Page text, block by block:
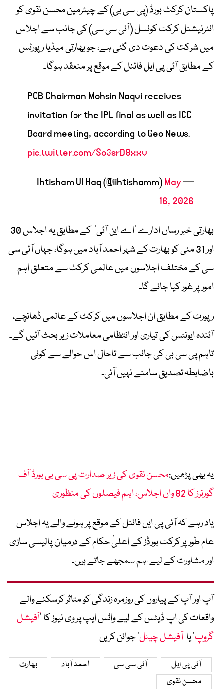
پاکستان کرکٹ بورڈ (پی سی بی) کے چیئرمین محسن نقوی کو
انٹرنیشنل کرکٹ کونسل (آئی سی سی) کی جانب سے اجلاس
میں شرکت کی دعوت دی گئی ہے، جو بھارتی میڈیا رپورٹس
کے مطابق آئی پی ایل فائنل کے موقع پر منعقد ہوگا۔
PCB Chairman Mohsin Naqvi receives
invitation for the IPL final as well as ICC
Board meeting, according to Geo News.
pic.twitter.com/So3srD8xxv
— Ihtisham Ul Haq (@iihtishamm)
May
16, 2026
بھارتی خبر رساں ادارے ’اے این آئی‘ کے مطابق یہ اجلاس 30
اور 31 مئی کو بھارت کے شہر احمد آباد میں ہوگا، جہاں آئی سی
سی کے مختلف اجلاسوں میں عالمی کرکٹ سے متعلق اہم
امور پر غور کیا جائے گا۔
رپورٹ کے مطابق ان اجلاسوں میں کرکٹ کے عالمی ڈھانچے،
آئندہ ایونٹس کی تیاری اور انتظامی معاملات زیر بحث آئیں گے۔
تاہم پی سی بی کی جانب سے تاحال اس حوالے سے کوئی
باضابطہ تصدیق سامنے نہیں آئی۔
یہ بھی پڑھیں:محسن نقوی کی زیر صدارت پی سی بی بورڈ آف
گورنرز کا 82 واں اجلاس، اہم فیصلوں کی منظوری
یاد رہے کہ آئی پی ایل فائنل کے موقع پر ہونے والے یہ اجلاس
عام طور پر کرکٹ بورڈز کے اعلیٰ حکام کے درمیان پالیسی سازی
اور مشاورت کے لیے اہم سمجھے جاتے ہیں۔
آپ اور آپ کے پیاروں کی روزمرہ زندگی کو متاثر کرسکنے والے
واقعات کی اپ ڈیٹس کے لیے واٹس ایپ پر وی نیوز کا ’آفیشل
گروپ‘ یا ’آفیشل چینل‘ جوائن کریں
آئی پی ایل آئی سی سی احمد آباد
بھارت
محسن نقوی